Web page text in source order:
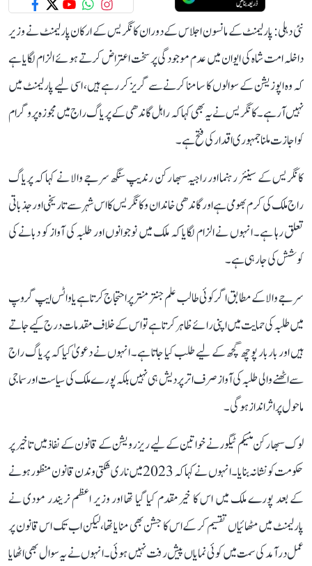
نئی دہلی: پارلیمنٹ کے مانسون اجلاس کے دوران کانگریس کے ارکان پارلیمنٹ نے وزیر
داخلہ امت شاہ کی ایوان میں عدم موجودگی پر سخت اعتراض کرتے ہوئے الزام لگایا ہے
کہ وہ اپوزیشن کے سوالوں کا سامنا کرنے سے گریز کر رہے ہیں، اسی لیے پارلیمنٹ میں
نہیں آ رہے۔ کانگریس نے یہ بھی کہا کہ راہل گاندھی کے پریاگ راج میں مجوزہ پروگرام
کو اجازت ملنا جمہوری اقدار کی فتح ہے۔
کانگریس کے سینئر رہنما اور راجیہ سبھا رکن رندیپ سنگھ سرجے والا نے کہا کہ پریاگ
راج ملک کی کرم بھومی ہے اور گاندھی خاندان و کانگریس کا اس شہر سے تاریخی اور جذباتی
تعلق رہا ہے۔ انہوں نے الزام لگایا کہ ملک میں نوجوانوں اور طلبہ کی آواز کو دبانے کی
کوشش کی جا رہی ہے۔
سرجے والا کے مطابق اگر کوئی طالب علم جنتر منتر پر احتجاج کرتا ہے یا واٹس ایپ گروپ
میں طلبہ کی حمایت میں اپنی رائے ظاہر کرتا ہے تو اس کے خلاف مقدمات درج کیے جاتے
ہیں اور بار بار پوچھ گچھ کے لیے طلب کیا جاتا ہے۔ انہوں نے دعویٰ کیا کہ پریاگ راج
سے اٹھنے والی طلبہ کی آواز صرف اتر پردیش ہی نہیں بلکہ پورے ملک کی سیاست اور سماجی
ماحول پر اثر انداز ہوگی۔
لوک سبھا رکن منیکم ٹیگور نے خواتین کے لیے ریزرویشن کے قانون کے نفاذ میں تاخیر پر
حکومت کو نشانہ بنایا۔ انہوں نے کہا کہ 2023 میں ناری شکتی وندن قانون منظور ہونے
کے بعد پورے ملک میں اس کا خیرمقدم کیا گیا تھا اور وزیر اعظم نریندر مودی نے
پارلیمنٹ میں مٹھائیاں تقسیم کر کے اس کا جشن بھی منایا تھا، لیکن اب تک اس قانون پر
عمل درآمد کی سمت میں کوئی نمایاں پیش رفت نہیں ہوئی۔ انہوں نے یہ سوال بھی اٹھایا